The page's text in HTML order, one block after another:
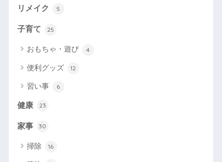
リメイク 5
子育て 25
おもちゃ・遊び 4
便利グッズ 12
習い事 6
健康 23
家事 30
掃除 16